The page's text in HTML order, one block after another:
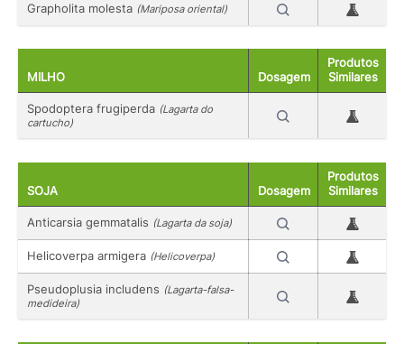
Grapholita molesta (Mariposa oriental)
MILHO Dosagem
Produtos
Similares
Spodoptera frugiperda (Lagarta do
cartucho)
SOJA Dosagem
Produtos
Similares
Anticarsia gemmatalis (Lagarta da soja)
Helicoverpa armigera (Helicoverpa)
Pseudoplusia includens (Lagarta-falsa-
medideira)